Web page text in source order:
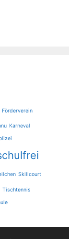
Förderverein
Karneval
Skillcourt
Tischtennis